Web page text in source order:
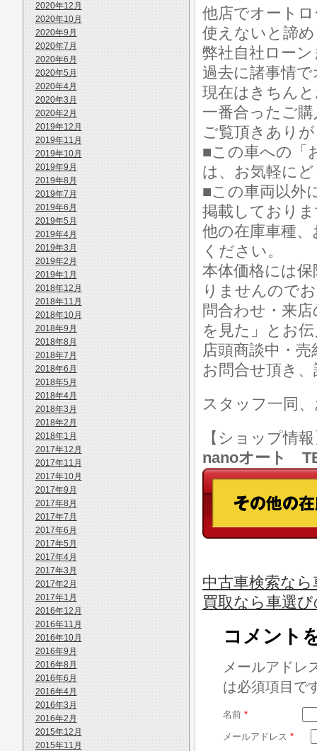
2020年12月
2020年10月
2020年9月
2020年7月
2020年6月
2020年5月
2020年4月
2020年3月
2020年2月
2019年12月
2019年11月
2019年10月
2019年9月
2019年8月
2019年7月
2019年6月
2019年5月
2019年4月
2019年3月
2019年2月
2019年1月
2018年12月
2018年11月
2018年10月
2018年9月
2018年8月
2018年7月
2018年6月
2018年5月
2018年4月
2018年3月
2018年2月
2018年1月
2017年12月
2017年11月
2017年10月
2017年9月
2017年8月
2017年7月
2017年6月
2017年5月
2017年4月
2017年3月
2017年2月
2017年1月
2016年12月
2016年11月
2016年10月
2016年9月
2016年8月
2016年6月
2016年4月
2016年3月
2016年2月
2015年12月
2015年11月
他店でオート
使えないと諦
弊社自社ロー
過去に諸事情
現在はきちん
一番合ったご
ご覧頂きあり
■この車への「
は、お気軽に
■この車両以外
掲載しており
他の在庫車種
ください。
本体価格には
りませんので
問合わせ・来
を見た」とお
店頭商談中・
お問合せ頂き
スタッフ一同
【ショップ情
nanoオート
中古車検索な
買取なら車選
コメント
メールアドレ
は必須項目で
名前 *
メールアドレス *